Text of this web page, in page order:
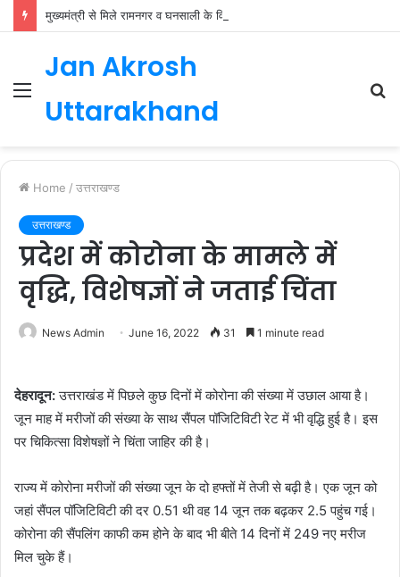
Menu
Jan Akrosh
Uttarakhand
Home / उत्तराखण्ड
उत्तराखण्ड
प्रदेश में कोरोना के मामले में
वृद्धि, विशेषज्ञों ने जताई चिंता
News Admin June 16, 2022 31 1 minute read
देहरादून:उत्तराखंड में पिछले कुछ दिनों में कोरोना की संख्या में उछाल आया है।
जून माह में मरीजों की संख्या के साथ सैंपल पॉजिटिविटी रेट में भी वृद्धि हुई है। इस
पर चिकित्सा विशेषज्ञों ने चिंता जाहिर की है।
राज्य में कोरोना मरीजों की संख्या जून के दो हफ्तों में तेजी से बढ़ी है। एक जून को
जहां सैंपल पॉजिटिविटी की दर 0.51 थी वह 14 जून तक बढ़कर 2.5 पहुंच गई।
कोरोना की सैंपलिंग काफी कम होने के बाद भी बीते 14 दिनों में 249 नए मरीज
मिल चुके हैं।